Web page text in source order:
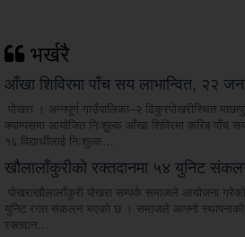
भर्खरै
आँखा शिविरमा पाँच सय लाभान्वित, २२
पोखरा । अन्नपूर्ण गाउँपालिका–२ ढिकुरपोखरीस्थित
क्याम्पसमा आयोजित निःशुल्क आँखा शिविरमा करिब पाँच
१६ विद्यार्थीलाई निःशुल्क…
खौलालाँकुरीको रक्तदानमा ५४ युनिट
पोखराखौलालाँकुरी पोखरा सम्पर्क समाजले आयोजना
युनिट रगत संकलन भएको छ । समाजले आफ्नो स्थापनाको
रक्तदान…